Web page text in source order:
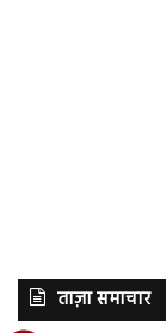
ताज़ा समाचार